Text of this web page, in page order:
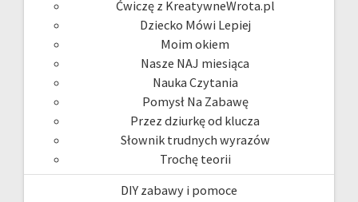
Ćwiczę z KreatywneWrota.pl
Dziecko Mówi Lepiej
Moim okiem
Nasze NAJ miesiąca
Nauka Czytania
Pomysł Na Zabawę
Przez dziurkę od klucza
Słownik trudnych wyrazów
Trochę teorii
DIY zabawy i pomoce